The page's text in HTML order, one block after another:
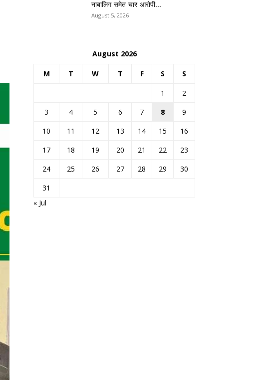
नाबालिग समेत चार आरोपी...
August 5, 2026
August 2026
M T W T F S S
1
2
3
4 5 6 7 8
9
10
11 12 13 14 15
16
17
18 19 20 21 22
23
24
25 26 27 28 29
30
31
« Jul